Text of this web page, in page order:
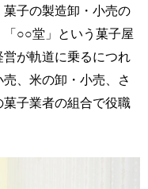
子の製造卸・小売の
○○堂」という菓子屋
が軌道に乗るにつれ
、米の卸・小売、さ
子業者の組合で役職